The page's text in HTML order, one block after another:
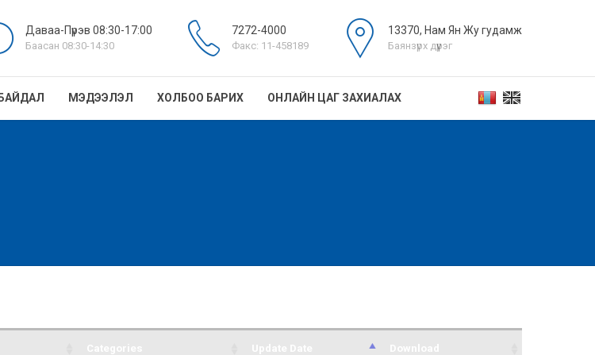
Даваа-Пүрэв 08:30-17:00
Баасан 08:30-14:30
7272-4000
Факс: 11-458189
13370, Нам Ян Жу гудамж
Баянзүрх дүүрэг
МЭДЭЭЛЭЛ ХОЛБОО БАРИХ ОНЛАЙН ЦАГ ЗАХИАЛАХ